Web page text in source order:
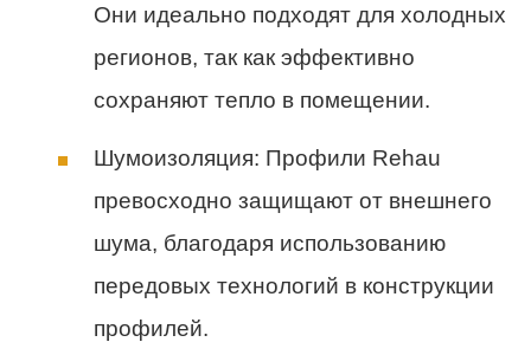
Они идеально подходят для холодных
регионов, так как эффективно
сохраняют тепло в помещении.
Шумоизоляция: Профили Rehau
превосходно защищают от внешнего
шума, благодаря использованию
передовых технологий в конструкции
профилей.